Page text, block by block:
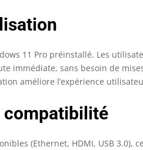
11 Pro préinstallé. Les
immédiate, sans besoin de
améliore l’expérience
compatibilité
(Ethernet, HDMI, USB 3.0),